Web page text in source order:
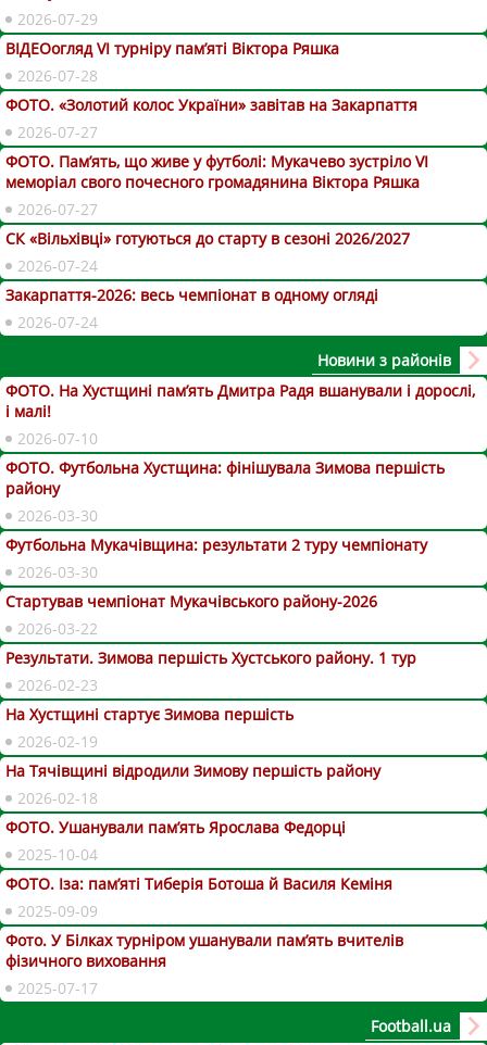
2026-07-29
ВІДЕОогляд VІ турніру пам’яті Віктора Ряшка
2026-07-28
ФОТО. «Золотий колос України» завітав на Закарпаття
2026-07-27
ФОТО. Пам’ять, що живе у футболі: Мукачево зустріло VI
меморіал свого почесного громадянина Віктора Ряшка
2026-07-27
СК «Вільхівці» готуються до старту в сезоні 2026/2027
2026-07-24
Закарпаття-2026: весь чемпіонат в одному огляді
2026-07-24
Новини з районів
ФОТО. На Хустщині пам’ять Дмитра Радя вшанували і дорослі,
і малі!
2026-07-10
ФОТО. Футбольна Хустщина: фінішувала Зимова першість
району
2026-03-30
Футбольна Мукачівщина: результати 2 туру чемпіонату
2026-03-30
Стартував чемпіонат Мукачівського району-2026
2026-03-22
Результати. Зимова першість Хустського району. 1 тур
2026-02-23
На Хустщині стартує Зимова першість
2026-02-19
На Тячівщині відродили Зимову першість району
2026-02-18
ФОТО. Ушанували пам’ять Ярослава Федорці
2025-10-04
ФОТО. Іза: пам’яті Тиберія Ботоша й Василя Кеміня
2025-09-09
Фото. У Білках турніром ушанували пам’ять вчителів
фізичного виховання
2025-07-17
Football.ua